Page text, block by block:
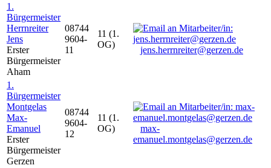
1.
Bürgermeister
Herrnreiter
Jens
Erster
Bürgermeister
Aham
08744
9604-
11
11 (1.
OG)
jens.herrnreiter@gerzen.de
1.
Bürgermeister
Montgelas
Max-
Emanuel
Erster
Bürgermeister
Gerzen
08744
9604-
12
11 (1.
OG)
max-
emanuel.montgelas@gerzen.de